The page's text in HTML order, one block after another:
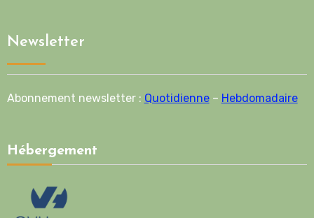
Newsletter
Abonnement newsletter : Quotidienne– Hebdomadaire
Hébergement